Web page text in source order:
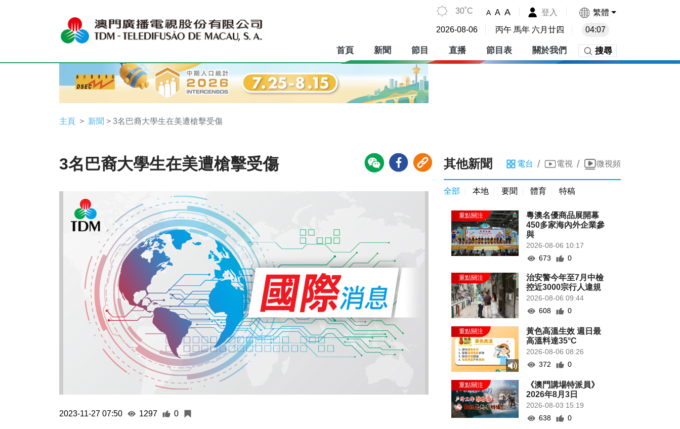
30˚C A A A 登入 繁體
2026-08-06 丙午 馬年 六月廿四 04:07
首頁 新聞 節目 直播 節目表 關於我們 搜尋
主頁 新聞 > 3名巴裔大學生在美遭槍擊受傷
3名巴裔大學生在美遭槍擊受傷
2023-11-27 07:50 1297 0
其他新聞 電台 / 電視 / 微視頻
全部 本地 要聞 體育 特稿
粵澳名優商品展開幕
450多家海內外企業參
與
2026-08-06 10:17
673
0
治安警今年至7月中檢
控近3000宗行人違規
2026-08-06 09:44
608
0
黃色高溫生效 週日最
高溫料達35°C
2026-08-06 08:26
372
0
《澳門講場特派員》
2026年8月3日
2026-08-03 15:19
638
0